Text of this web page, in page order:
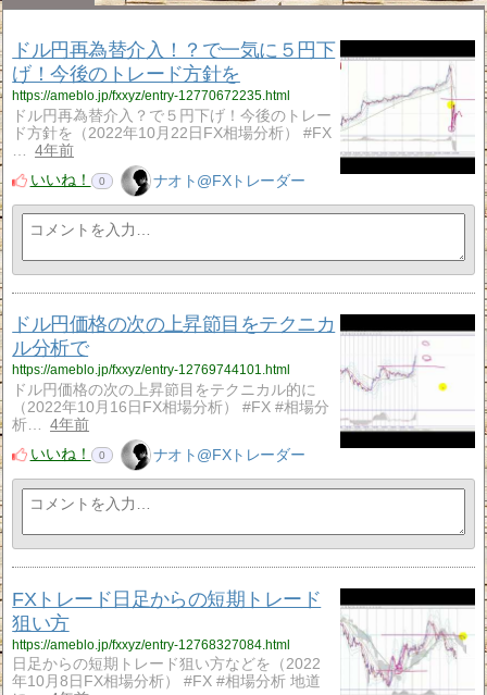
ドル円再為替介入！？で一気に５円下
げ！今後のトレード方針を
https://ameblo.jp/fxxyz/entry-12770672235.html
ドル円再為替介入？で５円下げ！今後のトレー
ド方針を（2022年10月22日FX相場分析） #FX
4年前
いいね！
0 ナオト@FXトレーダー
ドル円価格の次の上昇節目をテクニカ
ル分析で
https://ameblo.jp/fxxyz/entry-12769744101.html
ドル円価格の次の上昇節目をテクニカル的に
（2022年10月16日FX相場分析） #FX #相場分
析…
4年前
いいね！
0 ナオト@FXトレーダー
FXトレード日足からの短期トレード
狙い方
https://ameblo.jp/fxxyz/entry-12768327084.html
日足からの短期トレード狙い方などを（2022
年10月8日FX相場分析） #FX #相場分析 地道